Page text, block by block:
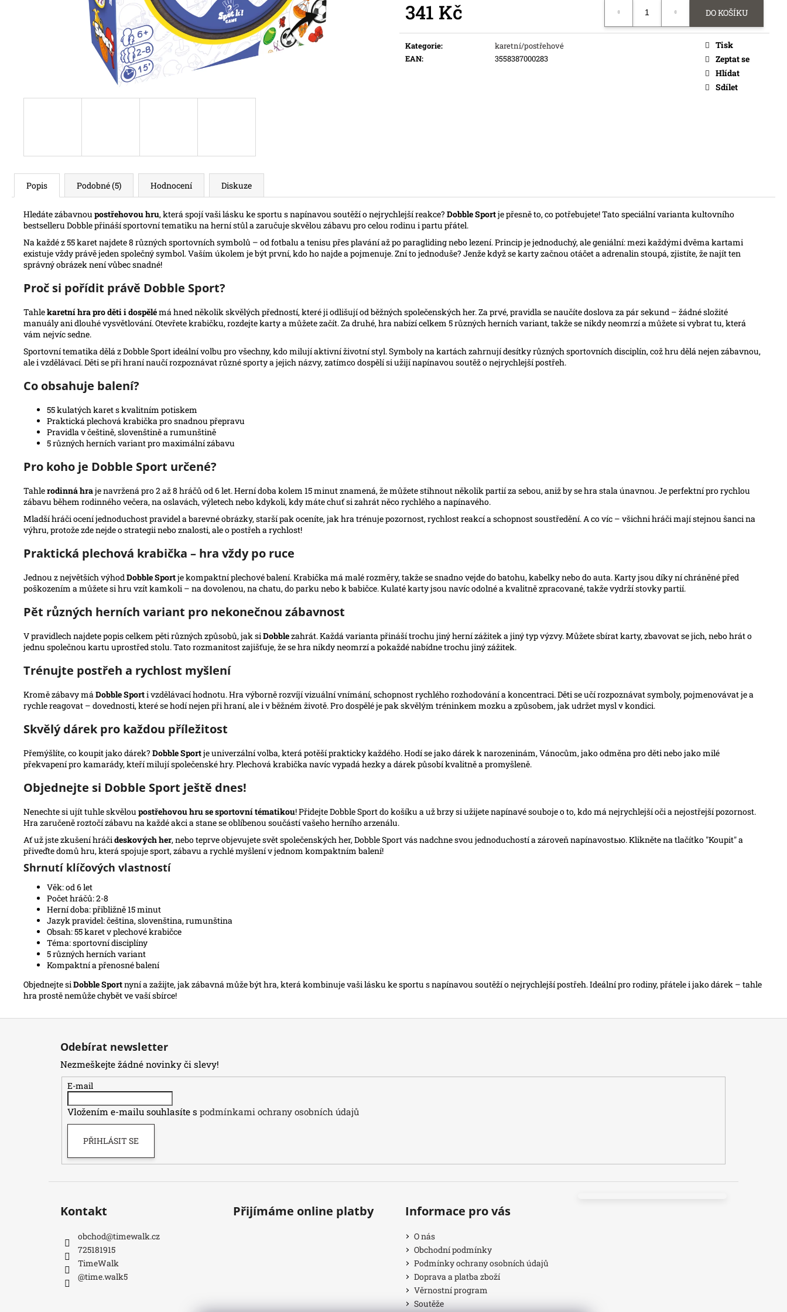
341 Kč DO KOŠÍKU
Kategorie:
karetní/postřehové
EAN: 3558387000283
Tisk
Zeptat se
Hlídat
Sdílet
Popis Podobné (5) Hodnocení Diskuze
Hledáte zábavnou postřehovou hru, která spojí vaši lásku ke sportu s napínavou soutěží o nejrychlejší reakce? Dobble Sportje přesně to, co potřebujete! Tato speciální varianta kultovního
bestselleru Dobble přináší sportovní tematiku na herní stůl a zaručuje skvělou zábavu pro celou rodinu i partu přátel.
Na každé z 55 karet najdete 8 různých sportovních symbolů – od fotbalu a tenisu přes plavání až po paragliding nebo lezení. Princip je jednoduchý, ale geniální: mezi každými dvěma kartami
existuje vždy právě jeden společný symbol. Vaším úkolem je být první, kdo ho najde a pojmenuje. Zní to jednoduše? Jenže když se karty začnou otáčet a adrenalin stoupá, zjistíte, že najít ten
správný obrázek není vůbec snadné!
Proč si pořídit právě Dobble Sport?
Tahlekaretní hra pro děti i dospělémá hned několik skvělých předností, které ji odlišují od běžných společenských her. Za prvé, pravidla se naučíte doslova za pár sekund – žádné složité
manuály ani dlouhé vysvětlování. Otevřete krabičku, rozdejte karty a můžete začít. Za druhé, hra nabízí celkem 5 různých herních variant, takže se nikdy neomrzí a můžete si vybrat tu, která
vám nejvíc sedne.
Sportovní tematika dělá z Dobble Sport ideální volbu pro všechny, kdo milují aktivní životní styl. Symboly na kartách zahrnují desítky různých sportovních disciplín, což hru dělá nejen zábavnou,
ale i vzdělávací. Děti se při hraní naučí rozpoznávat různé sporty a jejich názvy, zatímco dospělí si užijí napínavou soutěž o nejrychlejší postřeh.
Co obsahuje balení?
55 kulatých karet s kvalitním potiskem
Praktická plechová krabička pro snadnou přepravu
Pravidla v češtině, slovenštině a rumunštině
5 různých herních variant pro maximální zábavu
Pro koho je Dobble Sport určené?
Tahlerodinná hraje navržená pro 2 až 8 hráčů od 6 let. Herní doba kolem 15 minut znamená, že můžete stihnout několik partií za sebou, aniž by se hra stala únavnou. Je perfektní pro rychlou
zábavu během rodinného večera, na oslavách, výletech nebo kdykoli, kdy máte chuť si zahrát něco rychlého a napínavého.
Mladší hráči ocení jednoduchost pravidel a barevné obrázky, starší pak oceníte, jak hra trénuje pozornost, rychlost reakcí a schopnost soustředění. A co víc – všichni hráči mají stejnou šanci na
výhru, protože zde nejde o strategii nebo znalosti, ale o postřeh a rychlost!
Praktická plechová krabička – hra vždy po ruce
Jednou z největších výhodDobble Sportje kompaktní plechové balení. Krabička má malé rozměry, takže se snadno vejde do batohu, kabelky nebo do auta. Karty jsou díky ní chráněné před
poškozením a můžete si hru vzít kamkoli – na dovolenou, na chatu, do parku nebo k babičce. Kulaté karty jsou navíc odolné a kvalitně zpracované, takže vydrží stovky partií.
Pět různých herních variant pro nekonečnou zábavnost
V pravidlech najdete popis celkem pěti různých způsobů, jak siDobblezahrát. Každá varianta přináší trochu jiný herní zážitek a jiný typ výzvy. Můžete sbírat karty, zbavovat se jich, nebo hrát o
jednu společnou kartu uprostřed stolu. Tato rozmanitost zajišťuje, že se hra nikdy neomrzí a pokaždé nabídne trochu jiný zážitek.
Trénujte postřeh a rychlost myšlení
Kromě zábavy máDobble Sporti vzdělávací hodnotu. Hra výborně rozvíjí vizuální vnímání, schopnost rychlého rozhodování a koncentraci. Děti se učí rozpoznávat symboly, pojmenovávat je a
rychle reagovat – dovednosti, které se hodí nejen při hraní, ale i v běžném životě. Pro dospělé je pak skvělým tréninkem mozku a způsobem, jak udržet mysl v kondici.
Skvělý dárek pro každou příležitost
Přemýšlíte, co koupit jako dárek? Dobble Sportje univerzální volba, která potěší prakticky každého. Hodí se jako dárek k narozeninám, Vánocům, jako odměna pro děti nebo jako milé
překvapení pro kamarády, kteří milují společenské hry. Plechová krabička navíc vypadá hezky a dárek působí kvalitně a promyšleně.
Objednejte si Dobble Sport ještě dnes!
Nenechte si ujít tuhle skvělou postřehovou hru se sportovní tématikou! Přidejte Dobble Sport do košíku a už brzy si užijete napínavé souboje o to, kdo má nejrychlejší oči a nejostřejší pozornost.
Hra zaručeně roztočí zábavu na každé akci a stane se oblíbenou součástí vašeho herního arzenálu.
Ať už jste zkušení hráčideskových her, nebo teprve objevujete svět společenských her, Dobble Sport vás nadchne svou jednoduchostí a zároveň napínavostью. Klikněte na tlačítko "Koupit" a
přiveďte domů hru, která spojuje sport, zábavu a rychlé myšlení v jednom kompaktním balení!
Shrnutí klíčových vlastností
Věk: od 6 let
Počet hráčů: 2-8
Herní doba: přibližně 15 minut
Jazyk pravidel: čeština, slovenština, rumunština
Obsah: 55 karet v plechové krabičce
Téma: sportovní disciplíny
5 různých herních variant
Kompaktní a přenosné balení
Objednejte siDobble Sportnyní a zažijte, jak zábavná může být hra, která kombinuje vaši lásku ke sportu s napínavou soutěží o nejrychlejší postřeh. Ideální pro rodiny, přátele i jako dárek – tahle
hra prostě nemůže chybět ve vaší sbírce!
Původně:
Z
Odebírat newsletter
Nezmeškejte žádné novinky či slevy!
E-mail
Vložením e-mailu souhlasíte s podmínkami ochrany osobních údajů
PŘIHLÁSIT SE
Kontakt
obchod@timewalk.cz
725181915
TimeWalk
@time.walk5
Přijímáme online platby Informace pro vás
O nás
Obchodní podmínky
Podmínky ochrany osobních údajů
Doprava a platba zboží
Věrnostní program
Soutěže